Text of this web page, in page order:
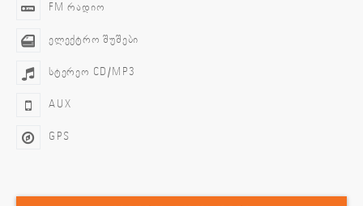
FM რადიო
ელექტრო შუშები
სტერეო CD/MP3
AUX
GPS